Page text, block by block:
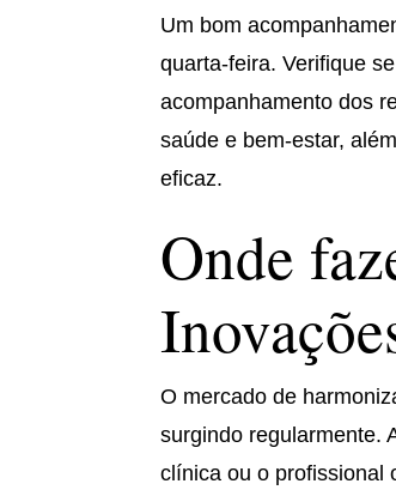
Um bom
quarta-feira. Verifique
acompanhamento dos
saúde e bem-estar,
eficaz.
Onde
O mercado de
surgindo regularmente.
clínica ou o profissional